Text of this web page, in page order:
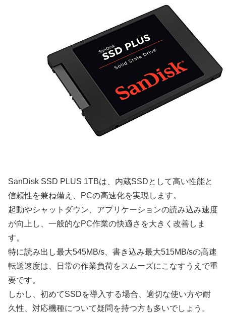
SanDisk SSD PLUS 1TBは、内蔵SSDとして高い性能と
信頼性を兼ね備え、PCの高速化を実現します。
起動やシャットダウン、アプリケーションの読み込み速度
が向上し、一般的なPC作業の快適さを大きく改善しま
す。
特に読み出し最大545MB/s、書き込み最大515MB/sの高速
転送速度は、日常の作業負荷をスムーズにこなすうえで重
要です。
しかし、初めてSSDを導入する場合、適切な使い方や耐
久性、対応機種について疑問を持つ方も多いでしょう。